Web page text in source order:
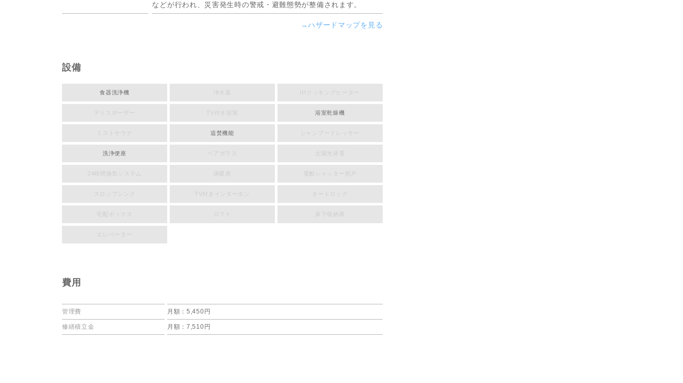
などが行われ、災害発生時の警戒・避難態勢が整備されます。
→ハザードマップを見る
設備
食器洗浄機 浄水器 IHクッキングヒーター
ディスポーザー TV付き浴室 浴室乾燥機
ミストサウナ 追焚機能 シャンプードレッサー
洗浄便座 ペアガラス 太陽光発電
24時間換気システム 電動シャッター雨戸
スロップシンク TV付きインターホン オートロック
宅配ボックス ロフト 床下収納庫
エレベーター
費用
管理費 月額：5,450円
修繕積立金 月額：7,510円